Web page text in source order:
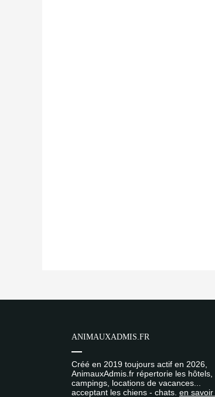
ANIMAUXADMIS.FR
Créé en 2019 toujours actif en 2026,
AnimauxAdmis.fr répertorie les hôtels,
campings, locations de vacances...
acceptant les chiens - chats. en savoir